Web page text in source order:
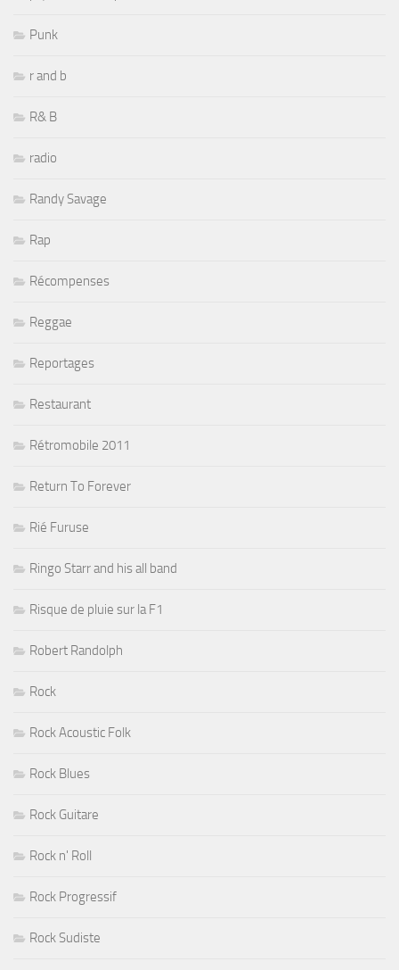
Punk
r and b
R& B
radio
Randy Savage
Rap
Récompenses
Reggae
Reportages
Restaurant
Rétromobile 2011
Return To Forever
Rié Furuse
Ringo Starr and his all band
Risque de pluie sur la F1
Robert Randolph
Rock
Rock Acoustic Folk
Rock Blues
Rock Guitare
Rock n' Roll
Rock Progressif
Rock Sudiste